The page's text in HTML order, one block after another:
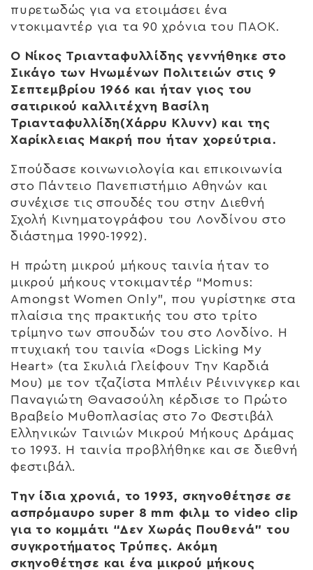
πυρετωδώς για να ετοιμάσει ένα
ντοκιμαντέρ για τα 90 χρόνια του ΠΑΟΚ.
Ο Νίκος Τριανταφυλλίδης γεννήθηκε στο
Σικάγο των Ηνωμένων Πολιτειών στις 9
Σεπτεμβρίου 1966 και ήταν γιος του
σατιρικού καλλιτέχνη Βασίλη
Τριανταφυλλίδη(Χάρρυ Κλυνν) και της
Χαρίκλειας Μακρή που ήταν χορεύτρια.
Σπούδασε κοινωνιολογία και επικοινωνία
στο Πάντειο Πανεπιστήμιο Αθηνών και
συνέχισε τις σπουδές του στην Διεθνή
Σχολή Κινηματογράφου του Λονδίνου στο
διάστημα 1990-1992).
Η πρώτη μικρού μήκους ταινία ήταν το
μικρού μήκους ντοκιμαντέρ “Momus:
Amongst Women Only”, που γυρίστηκε στα
πλαίσια της πρακτικής του στο τρίτο
τρίμηνο των σπουδών του στο Λονδίνο. Η
πτυχιακή του ταινία «Dogs Licking My
Heart» (τα Σκυλιά Γλείφουν Την Καρδιά
Μου) με τον τζαζίστα Μπλέιν Ρέινινγκερ και
Παναγιώτη Θανασούλη κέρδισε το Πρώτο
Βραβείο Μυθοπλασίας στο 7ο Φεστιβάλ
Ελληνικών Ταινιών Μικρού Μήκους Δράμας
το 1993. Η ταινία προβλήθηκε και σε διεθνή
φεστιβάλ.
Την ίδια χρονιά, το 1993, σκηνοθέτησε σε
ασπρόμαυρο super 8 mm φιλμ το video clip
για το κομμάτι “Δεν Χωράς Πουθενά” του
συγκροτήματος Τρύπες. Ακόμη
σκηνοθέτησε και ένα μικρού μήκους